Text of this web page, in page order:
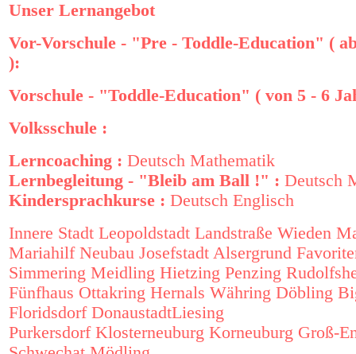
Unser Lernangebot
Vor-Vorschule - "Pre - Toddle-Education" (
):
Vorschule - "Toddle-Education" ( von 5 - 6
Volksschule :
Lerncoaching : Deutsch Mathematik
Lernbegleitung - "Bleib am Ball !" : Deutsch
Kindersprachkurse : Deutsch Englisch
Innere Stadt Leopoldstadt Landstraße Wieden
Mariahilf Neubau Josefstadt Alsergrund
Simmering Meidling Hietzing Penzing
Fünfhaus Ottakring Hernals Währing Döbling
Floridsdorf DonaustadtLiesing
Purkersdorf Klosterneuburg Korneuburg Groß-